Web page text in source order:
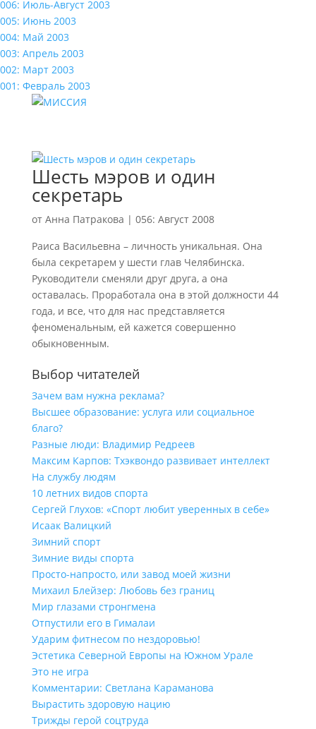
006: Июль-Август 2003
005: Июнь 2003
004: Май 2003
003: Апрель 2003
002: Март 2003
001: Февраль 2003
Шесть мэров и один
секретарь
от Анна Патракова | 056: Август 2008
Раиса Васильевна – личность уникальная. Она
была секретарем у шести глав Челябинска.
Руководители сменяли друг друга, а она
оставалась. Проработала она в этой должности 44
года, и все, что для нас представляется
феноменальным, ей кажется совершенно
обыкновенным.
Выбор читателей
Зачем вам нужна реклама?
Высшее образование: услуга или социальное
благо?
Разные люди: Владимир Редреев
Максим Карпов: Тхэквондо развивает интеллект
На службу людям
10 летних видов спорта
Сергей Глухов: «Спорт любит уверенных в себе»
Исаак Валицкий
Зимний спорт
Зимние виды спорта
Просто-напросто, или завод моей жизни
Михаил Блейзер: Любовь без границ
Мир глазами стронгмена
Отпустили его в Гималаи
Ударим фитнесом по нездоровью!
Эстетика Северной Европы на Южном Урале
Это не игра
Комментарии: Светлана Караманова
Вырастить здоровую нацию
Трижды герой соцтруда